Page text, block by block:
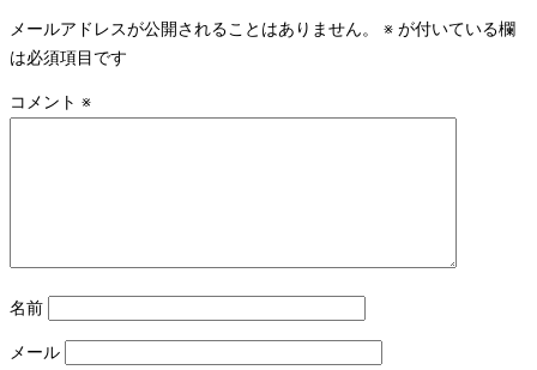
メールアドレスが公開されることはありません。 ※ が付いている欄
は必須項目です
コメント ※
名前
メール